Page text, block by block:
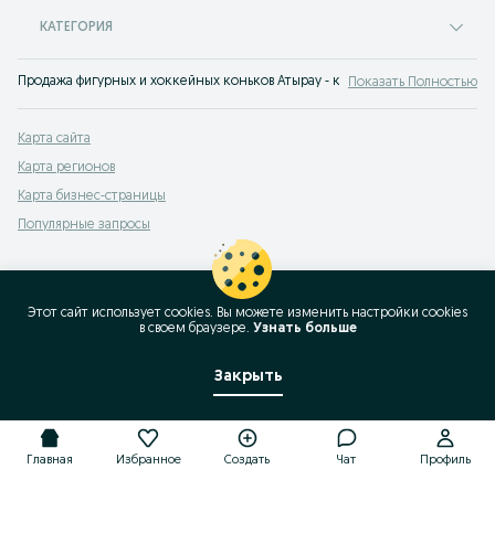
КАТЕГОРИЯ
Продажа фигурных и хоккейных коньков Атырау - купить коньки для
Показать Полностью
Карта сайта
Карта регионов
Карта бизнес-страницы
Популярные запросы
Главная Избранное Создать Чат Профиль
Этот сайт использует cookies. Вы можете изменить настройки cookies
в своeм браузере. Узнать больше
Закрыть